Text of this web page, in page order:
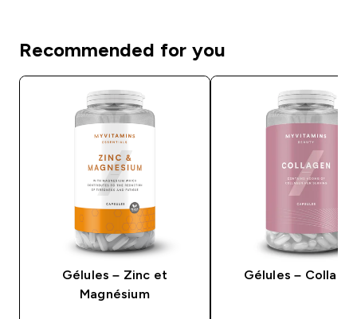
Recommended for you
Gélules – Zinc et
Magnésium
Gélules –